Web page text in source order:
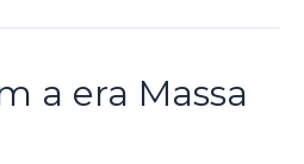
a era Massa